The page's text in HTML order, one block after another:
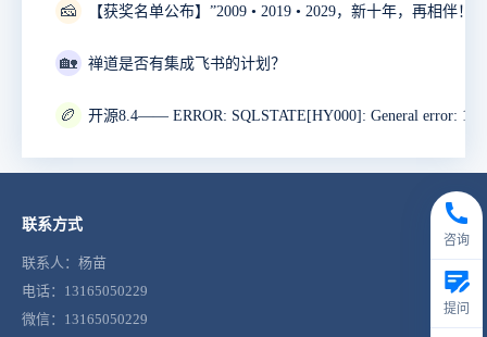
🧀
🏡 禅道是否有集成飞书的计划？
🏉
联系方式
联系人：杨苗
电话：13165050229
微信：13165050229
咨询
提问